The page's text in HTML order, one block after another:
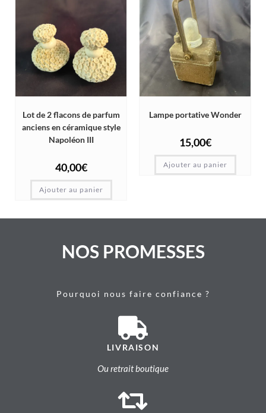
Lot de 2 flacons de parfum
anciens en céramique style
Napoléon III
40,00€
Ajouter au panier
Lampe portative Wonder
15,00€
Ajouter au panier
NOS PROMESSES
Pourquoi nous faire confiance ?
LIVRAISON
Ou retrait boutique